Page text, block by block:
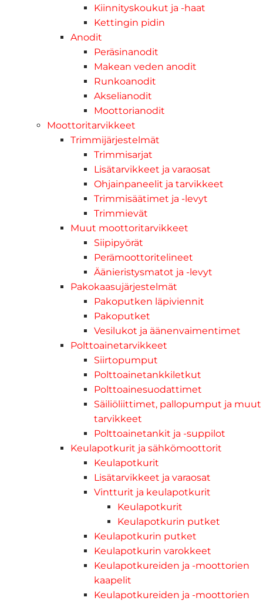
Kiinnityskoukut ja -haat
Kettingin pidin
Anodit
Peräsinanodit
Makean veden anodit
Runkoanodit
Akselianodit
Moottorianodit
Moottoritarvikkeet
Trimmijärjestelmät
Trimmisarjat
Lisätarvikkeet ja varaosat
Ohjainpaneelit ja tarvikkeet
Trimmisäätimet ja -levyt
Trimmievät
Muut moottoritarvikkeet
Siipipyörät
Perämoottoritelineet
Äänieristysmatot ja -levyt
Pakokaasujärjestelmät
Pakoputken läpiviennit
Pakoputket
Vesilukot ja äänenvaimentimet
Polttoainetarvikkeet
Siirtopumput
Polttoainetankkiletkut
Polttoainesuodattimet
Säiliöliittimet, pallopumput ja muut
tarvikkeet
Polttoainetankit ja -suppilot
Keulapotkurit ja sähkömoottorit
Keulapotkurit
Lisätarvikkeet ja varaosat
Vintturit ja keulapotkurit
Keulapotkurit
Keulapotkurin putket
Keulapotkurin putket
Keulapotkurin varokkeet
Keulapotkureiden ja -moottorien
kaapelit
Keulapotkureiden ja -moottorien